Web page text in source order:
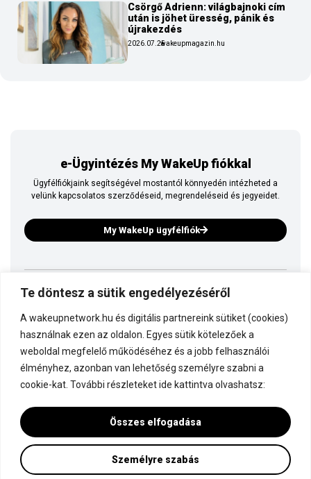
Te döntesz a sütik engedélyezéséről
A wakeupnetwork.hu és digitális partnereink sütiket (cookies)
használnak ezen az oldalon. Egyes sütik kötelezőek a
weboldal megfelelő működéséhez és a jobb felhasználói
élményhez, azonban van lehetőség személyre szabni a
cookie-kat. További részleteket ide kattintva olvashatsz:
Személyre szabás
Összes elfogadása
Csörgő Adrienn: világbajnoki cím
után is jöhet üresség, pánik és
újrakezdés
2026.07.25wakeupmagazin.hu
e-Ügyintézés My WakeUp fiókkal
Ügyfélfiókjaink segítségével mostantól könnyedén intézheted a
velünk kapcsolatos szerződéseid, megrendeléseid és jegyeidet.
My WakeUp ügyfélfiók
Ez is a WakeUp
Kapcsolódj a WakeUp-hoz!
Dokumentáció